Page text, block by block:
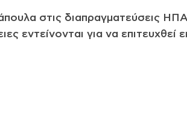
στις διαπραγματεύσεις
εντείνονται για να επιτευχθεί